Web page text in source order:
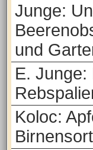
Junge:
und
E. Junge:
Koloc: